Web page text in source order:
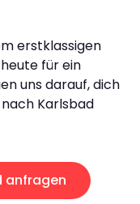
erstklassigen
für ein
uns darauf, dich
Karlsbad
anfragen